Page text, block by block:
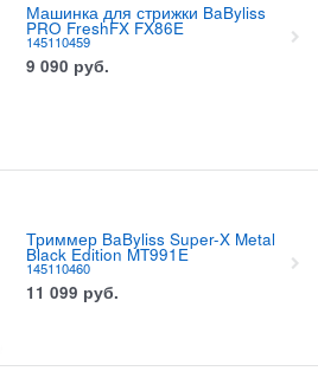
Машинка для стрижки BaByliss
PRO FreshFX FX86E
145110459
9 090 руб.
Триммер BaByliss Super-X Metal
Black Edition MT991E
145110460
11 099 руб.